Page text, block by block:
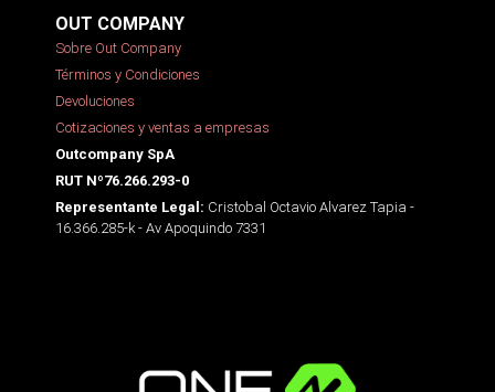
OUT COMPANY
Sobre Out Company
Términos y Condiciones
Devoluciones
Cotizaciones y ventas a empresas
Outcompany SpA
RUT Nº76.266.293-0
Representante Legal: Cristobal Octavio Alvarez Tapia -
16.366.285-k - Av Apoquindo 7331